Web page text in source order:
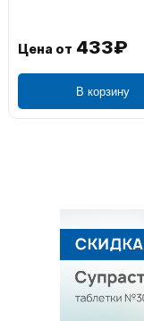
Цена от 433₽
В корзину